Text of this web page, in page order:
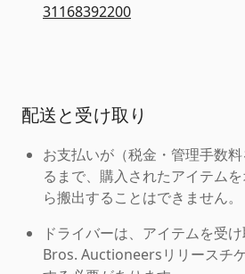
31168392200
配送と受け取り
お支払いが（税金・管理手数
るまで、購入されたアイテム
ら搬出することはできません。
ドライバーは、アイテムを受
Bros. Auctioneersリリースチ